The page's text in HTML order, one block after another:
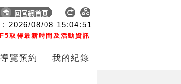
: 2026/08/08 15:04:51
取得最新時間及活動資訊
導覽預約 我的紀錄